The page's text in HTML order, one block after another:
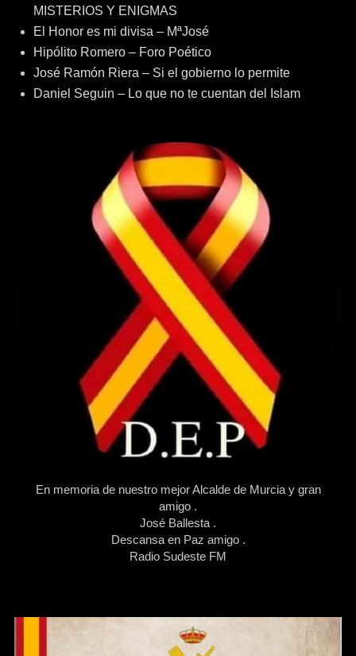
MISTERIOS Y ENIGMAS
El Honor es mi divisa – MªJosé
Hipólito Romero – Foro Poético
José Ramón Riera – Si el gobierno lo permite
Daniel Seguin – Lo que no te cuentan del Islam
En memoria de nuestro mejor Alcalde de Murcia y gran
amigo .
José Ballesta .
Descansa en Paz amigo .
Radio Sudeste FM